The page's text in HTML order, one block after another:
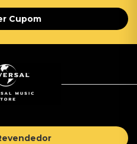
Cupom